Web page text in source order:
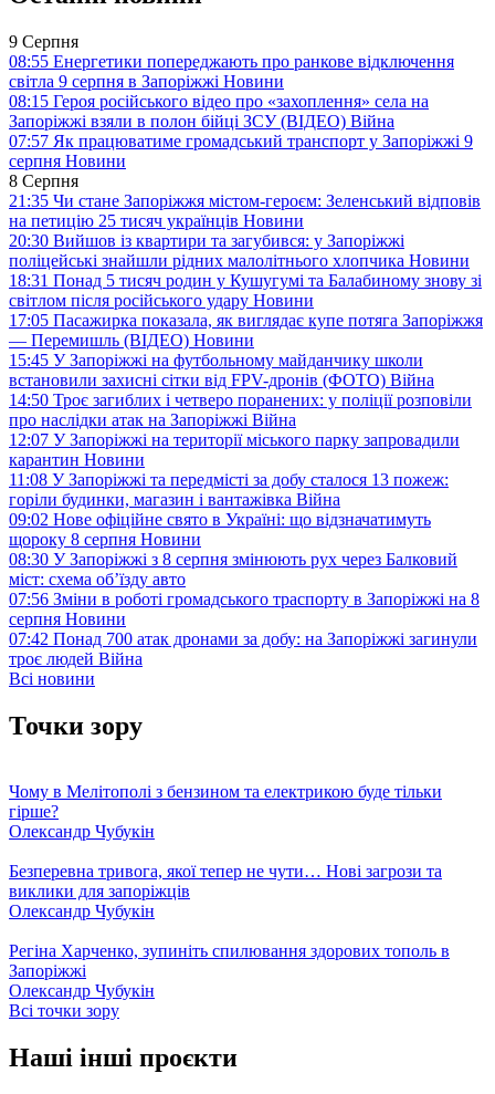
9 Серпня
08:55 Енергетики попереджають про ранкове відключення
світла 9 серпня в Запоріжжі Новини
08:15 Героя російського відео про «захоплення» села на
Запоріжжі взяли в полон бійці ЗСУ (ВІДЕО) Війна
07:57 Як працюватиме громадський транспорт у Запоріжжі 9
серпня Новини
8 Серпня
21:35 Чи стане Запоріжжя містом-героєм: Зеленський відповів
на петицію 25 тисяч українців Новини
20:30 Вийшов із квартири та загубився: у Запоріжжі
поліцейські знайшли рідних малолітнього хлопчика Новини
18:31 Понад 5 тисяч родин у Кушугумі та Балабиному знову зі
світлом після російського удару Новини
17:05 Пасажирка показала, як виглядає купе потяга Запоріжжя
— Перемишль (ВІДЕО) Новини
15:45 У Запоріжжі на футбольному майданчику школи
встановили захисні сітки від FPV-дронів (ФОТО) Війна
14:50 Троє загиблих і четверо поранених: у поліції розповіли
про наслідки атак на Запоріжжі Війна
12:07 У Запоріжжі на території міського парку запровадили
карантин Новини
11:08 У Запоріжжі та передмісті за добу сталося 13 пожеж:
горіли будинки, магазин і вантажівка Війна
09:02 Нове офіційне свято в Україні: що відзначатимуть
щороку 8 серпня Новини
08:30 У Запоріжжі з 8 серпня змінюють рух через Балковий
міст: схема об’їзду авто
07:56 Зміни в роботі громадського траспорту в Запоріжжі на 8
серпня Новини
07:42 Понад 700 атак дронами за добу: на Запоріжжі загинули
троє людей Війна
Всі новини
Точки зору
Чому в Мелітополі з бензином та електрикою буде тільки
гірше?
Олександр Чубукін
Безперевна тривога, якої тепер не чути… Нові загрози та
виклики для запоріжців
Олександр Чубукін
Регіна Харченко, зупиніть спилювання здорових тополь в
Запоріжжі
Олександр Чубукін
Всі точки зору
Наші інші проєкти